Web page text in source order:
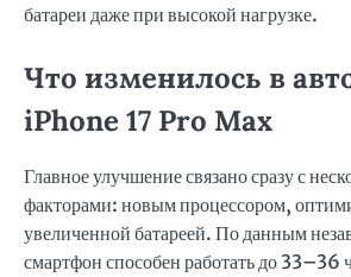
батареи даже при высокой нагрузке.
Что изменилось в
iPhone 17 Pro Max
Главное улучшение связано сразу с
факторами: новым процессором,
увеличенной батареей. По данным
смартфон способен работать до 33–36